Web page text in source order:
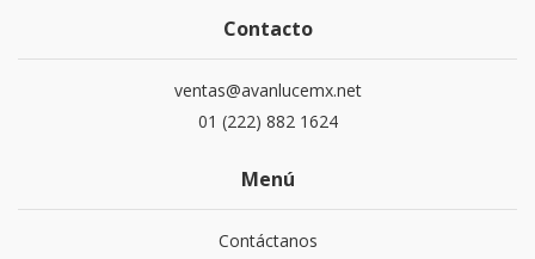
Contacto
ventas@avanlucemx.net
01 (222) 882 1624
Menú
Contáctanos